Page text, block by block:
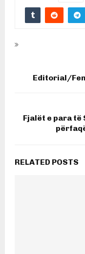
Editorial/
Fjalët e para të
RELATED POSTS